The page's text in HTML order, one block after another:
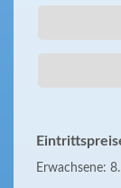
Erwachsene: